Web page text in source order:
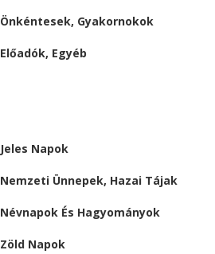
Önkéntesek, Gyakornokok
Előadók, Egyéb
Jeles Napok
Nemzeti Ünnepek, Hazai Tájak
Névnapok És Hagyományok
Zöld Napok